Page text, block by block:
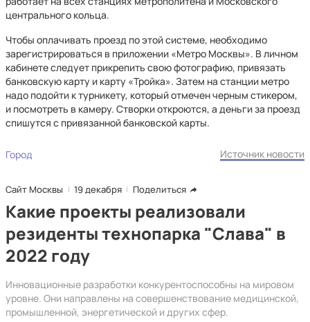
центрального кольца.
Чтобы оплачивать проезд по этой системе, необходимо
зарегистрироваться в приложении «Метро Москвы». В личном
кабинете следует прикрепить свою фотографию, привязать
банковскую карту и карту «Тройка». Затем на станции метро
надо подойти к турникету, который отмечен черным стикером,
и посмотреть в камеру. Створки откроются, а деньги за проезд
спишутся с привязанной банковской карты.
Город Источник новости
Сайт Москвы 19 декабря Поделиться
Какие проекты реализовали
резиденты технопарка "Слава" в
2022 году
Инновационные разработки конкурентоспособны на мировом
уровне. Они направлены на совершенствование медицинской,
промышленной, энергетической и других сфер.